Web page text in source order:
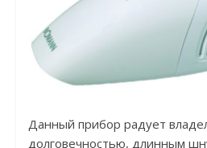
Данный прибор радует
долговечностью, длинным